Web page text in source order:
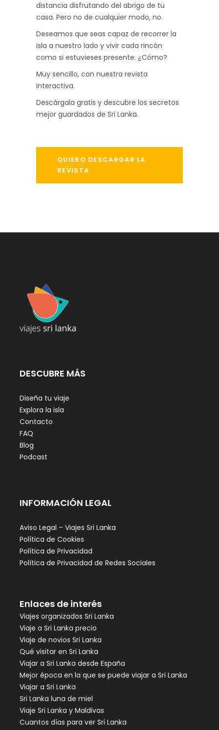
distancia disfrutando del abrigo de tu
casa. Pero no de cualquier modo, no.
Deseamos que seas capaz de recorrer la
isla a nuestro lado y vivir cada rincón
como si estuvieses presente. ¿Cómo?
Muy sencillo, con nuestra revista
interactiva.
Descárgala gratis y descubre los secretos
mejor guardados de Sri Lanka.
QUIERO DESCARGAR LA
REVISTA
DESCUBRE MÁS
Diseña tu viaje
Explora la isla
Contacto
FAQ
Blog
Podcast
INFORMACIÓN LEGAL
Aviso Legal – Viajes Sri Lanka
Política de Cookies
Política de Privacidad
Política de Privacidad de Redes Sociales
Enlaces de interés
Viajes organizados Sri Lanka
Viaje a Sri Lanka precio
Viaje de novios Sri Lanka
Qué visitar en Sri Lanka
Viajar a Sri Lanka desde España
Mejor época en la que se puede viajar a Sri Lanka
Viajar a Sri Lanka
Sri Lanka luna de miel
Viaje Sri Lanka y Maldivas
Cuantos días para ver Sri Lanka